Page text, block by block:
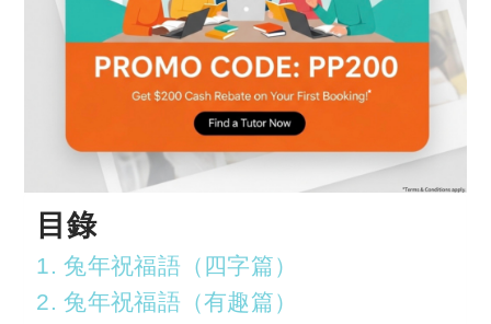
目錄
1. 兔年祝福語（四字篇）
2. 兔年祝福語（有趣篇）